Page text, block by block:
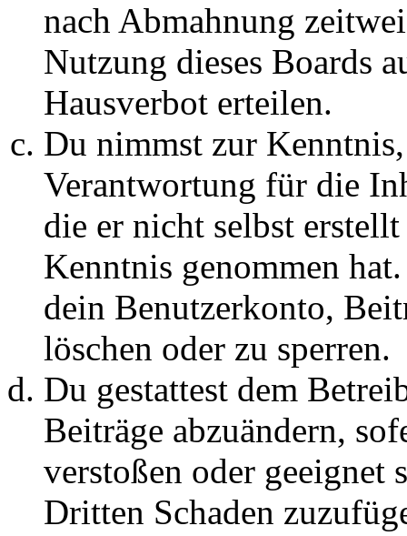
nach Abmahnung
Nutzung dieses Boards
Hausverbot erteilen.
Du nimmst zur
Verantwortung für die
die er nicht selbst
Kenntnis genommen
dein Benutzerkonto,
löschen oder zu sperren.
Du gestattest dem
Beiträge abzuändern,
verstoßen oder geeignet
Dritten Schaden